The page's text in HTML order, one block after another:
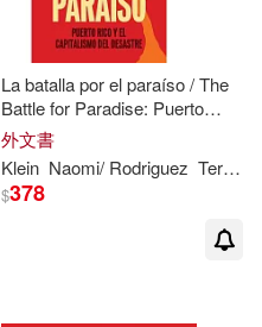
La batalla por el paraíso / The
Battle for Paradise: Puerto
Rico y el capitalismo del
desastre / Puerto Ricans Take
on the Disas
外文書
Klein Naomi/ Rodriguez Teresa Cordova (TRN)
$378